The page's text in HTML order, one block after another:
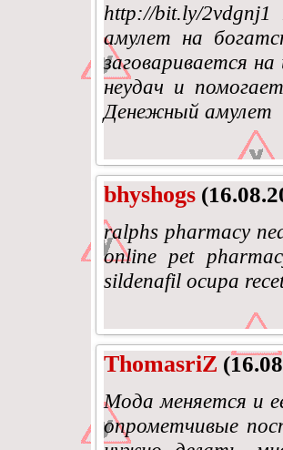
http://bit.ly/
амулет на
заговаривается
неудач и
Денежный амулет
bhyshogs
ralphs pharmacy
online pet
sildenafil ocupa
ThomasriZ
Мода меняется и
опрометчивые